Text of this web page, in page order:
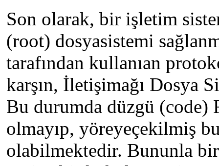
Son olarak, bir işletim
(root) dosyasistemi
tarafından kullanıan
karşın, İletişimağı Dosya
Bu durumda düzgü
olmayıp, yöreyeçekilmiş
olabilmektedir. Bununla